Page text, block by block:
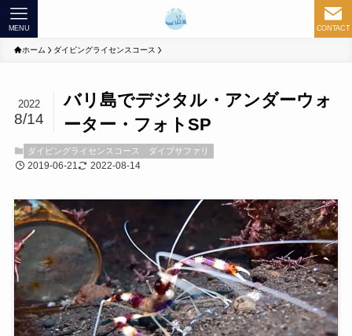
CONTACT
MENU
ホーム ダイビングライセンスコース
バリ島でデジタル・アンダーウォ
ーター・フォトSP
2022
8/14
ダイビングライセンスコース ダイブサファリ
2019-06-21 2022-08-14